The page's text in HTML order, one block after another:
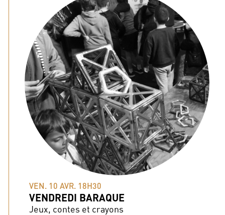
VEN. 10 AVR. 18H30
VENDREDI BARAQUE
Jeux, contes et crayons